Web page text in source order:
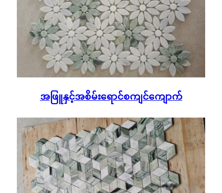
အဖြူနှင့်အစိမ်းရောင်စကျင်ကျောက်